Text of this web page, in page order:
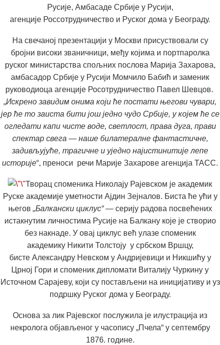
Русије, Амбасаде Србије у Русији,
агенције Россотрудничество и Руског дома у Београду.
На свечаној презентацији у Москви присуствовали су
бројни високи званичници, међу којима и портпаролка
руског министарства спољних послова Марија Захарова,
амбасадор Србије у Русији Момчило Бабић и заменик
руководиоца агенције Росотрудничество Павел Шевцов.
„Искрено завидим онима који ће постати његови чувари,
јер ће то заиста бити још једно чудо Србије, у којем ће се
огледати капи чисте воде, светлост, права дуга, прави
спектар свега — наше билатералне фантастичне,
задивљујуће, трагичне и уједно најистинитије лепе
историје“, преноси речи Марије Захарове агенција ТАСС.
Творац споменика Николају Рајевском је академик
Руске академије уметности Ајдин Зејналов. Биста ће ући у
његов „Балкански циклус“— серију радова посвећених
истакнутим личностима Русије на Балкану које је створио
без накнаде. У овај циклус већ улазе споменик
академику Никити Толстојуу србском Вршцу,
бисте Александру Невском у Андријевици и Никшићу у
Црној Гори и споменик дипломати Виталију Чуркину у
Источном Сарајеву, који су постављени на иницијативу и уз
подршку Руског дома у Београду.
Основа за лик Рајевског послужила је илустрација из
некролога објављеног у часопису „Пчела“ у септембру
1876. године.